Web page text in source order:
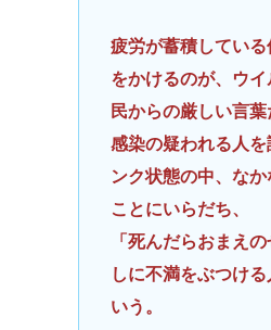
疲労が蓄積してい
をかけるのが、ウ
民からの厳しい言葉
感染の疑われる人
ンク状態の中、な
ことにいらだち、
「死んだらおまえ
しに不満をぶつけ
いう。